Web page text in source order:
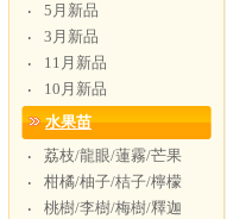
‧
5月新品
‧
3月新品
‧
11月新品
‧
10月新品
水果苗
‧
荔枝/龍眼/蓮霧/芒果
‧
柑橘/柚子/桔子/檸檬
‧
桃樹/李樹/梅樹/釋迦